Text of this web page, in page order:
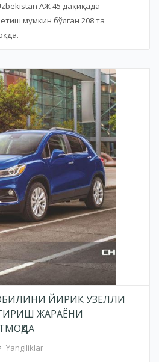
АЖ 45 дақиқада
мумкин бўлган 208 та
ЙИРИК УЗЕЛЛИ
ЖАРАЁНИ
Yangiliklar